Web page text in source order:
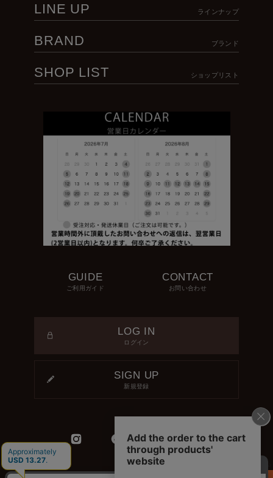
LINE UP ラインナップ
BRAND ブランド
SHOP LIST ショップリスト
GUIDE
ご利用ガイド
CONTACT
お問い合わせ
LOG IN
ログイン
SIGN UP
新規登録